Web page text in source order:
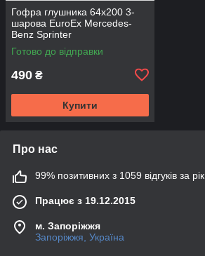
Гофра глушника 64х200 3-
шарова EuroEx Mercedes-
Benz Sprinter
Готово до відправки
490 ₴
Купити
Про нас
99% позитивних з 1059 відгуків за рік
Працює з 19.12.2015
м. Запоріжжя
Запоріжжя, Україна